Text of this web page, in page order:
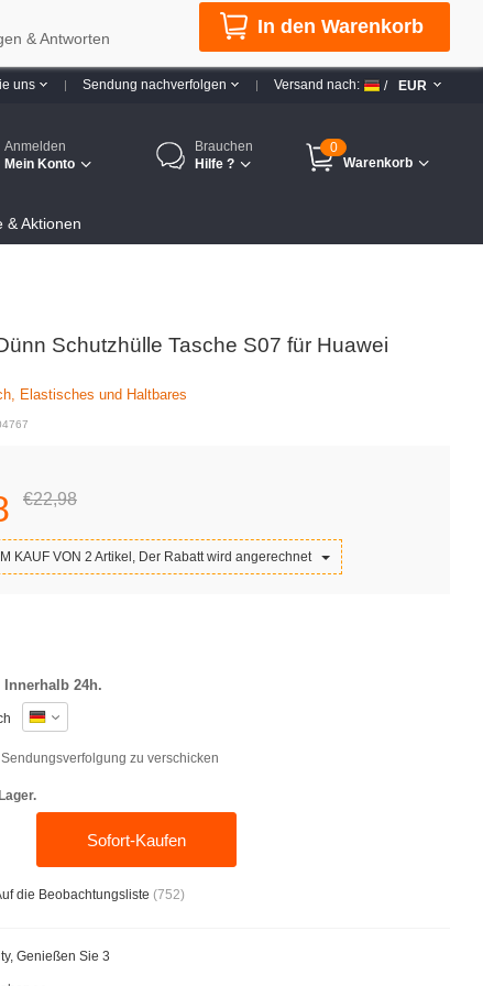
uns Sendung nachverfolgen Versand nach: / EUR
Anmelden
Mein Konto
Brauchen
Hilfe ?
0
Warenkorb
& Aktionen
Schutzhülle Tasche S07 für Huawei
Elastisches und Haltbares
€22,98
KAUF VON 2 Artikel, Der Rabatt wird angerechnet
Innerhalb 24h.
zu verschicken
Sofort-Kaufen
die Beobachtungsliste (752)
Genießen Sie 3
& Antworten
In den Warenkorb